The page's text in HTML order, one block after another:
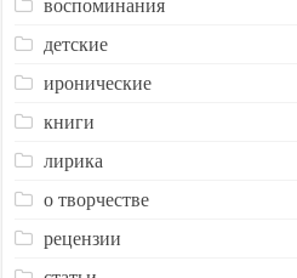
воспоминания
детские
иронические
книги
лирика
о творчестве
рецензии